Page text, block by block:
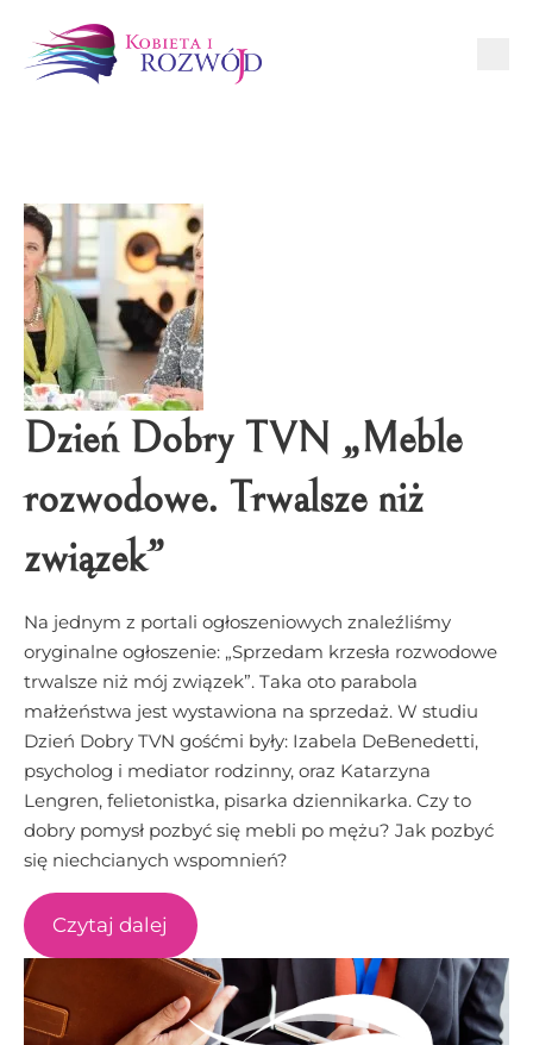
Dzień Dobry TVN „Meble
rozwodowe. Trwalsze niż
związek”
Na jednym z portali ogłoszeniowych znaleźliśmy
oryginalne ogłoszenie: „Sprzedam krzesła rozwodowe
trwalsze niż mój związek”. Taka oto parabola
małżeństwa jest wystawiona na sprzedaż. W studiu
Dzień Dobry TVN gośćmi były: Izabela DeBenedetti,
psycholog i mediator rodzinny, oraz Katarzyna
Lengren, felietonistka, pisarka dziennikarka. Czy to
dobry pomysł pozbyć się mebli po mężu? Jak pozbyć
się niechcianych wspomnień?
Czytaj dalej